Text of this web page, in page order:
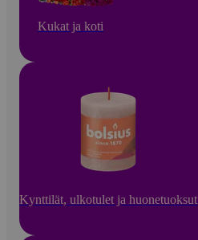
Kukat ja koti
Kynttilät, ulkotulet ja huonetuoksut